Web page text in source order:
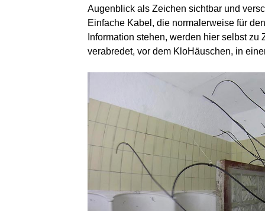
Augenblick als Zeichen sichtbar und
Einfache Kabel, die normalerweise für
Information stehen, werden hier selbst zu
verabredet, vor dem KloHäuschen, in